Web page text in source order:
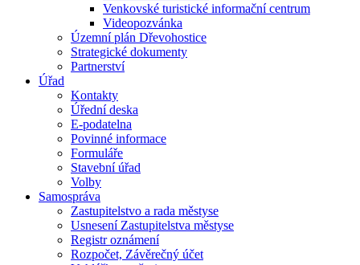
Venkovské turistické informační centrum
Videopozvánka
Územní plán Dřevohostice
Strategické dokumenty
Partnerství
Úřad
Kontakty
Úřední deska
E-podatelna
Povinné informace
Formuláře
Stavební úřad
Volby
Samospráva
Zastupitelstvo a rada městyse
Usnesení Zastupitelstva městyse
Registr oznámení
Rozpočet, Závěrečný účet